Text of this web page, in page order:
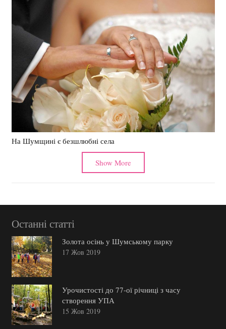
На Шумщині є безшлюбні села
Show More
Останні статті
Золота осінь у Шумському парку
17 Жов 2019
Урочистості до 77-ої річниці з часу
створення УПА
15 Жов 2019